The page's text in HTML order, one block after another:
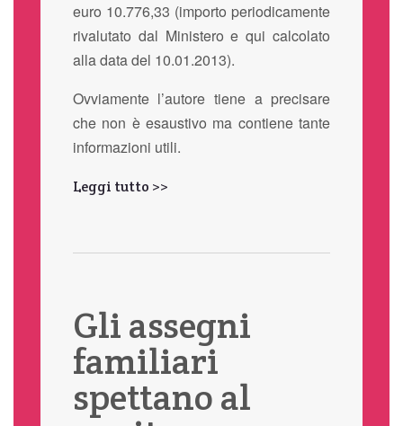
euro 10.776,33 (importo periodicamente
rivalutato dal Ministero e qui calcolato
alla data del 10.01.2013).
Ovviamente l’autore tiene a precisare
che non è esaustivo ma contiene tante
informazioni utili.
Leggi tutto >>
Gli assegni
familiari
spettano al